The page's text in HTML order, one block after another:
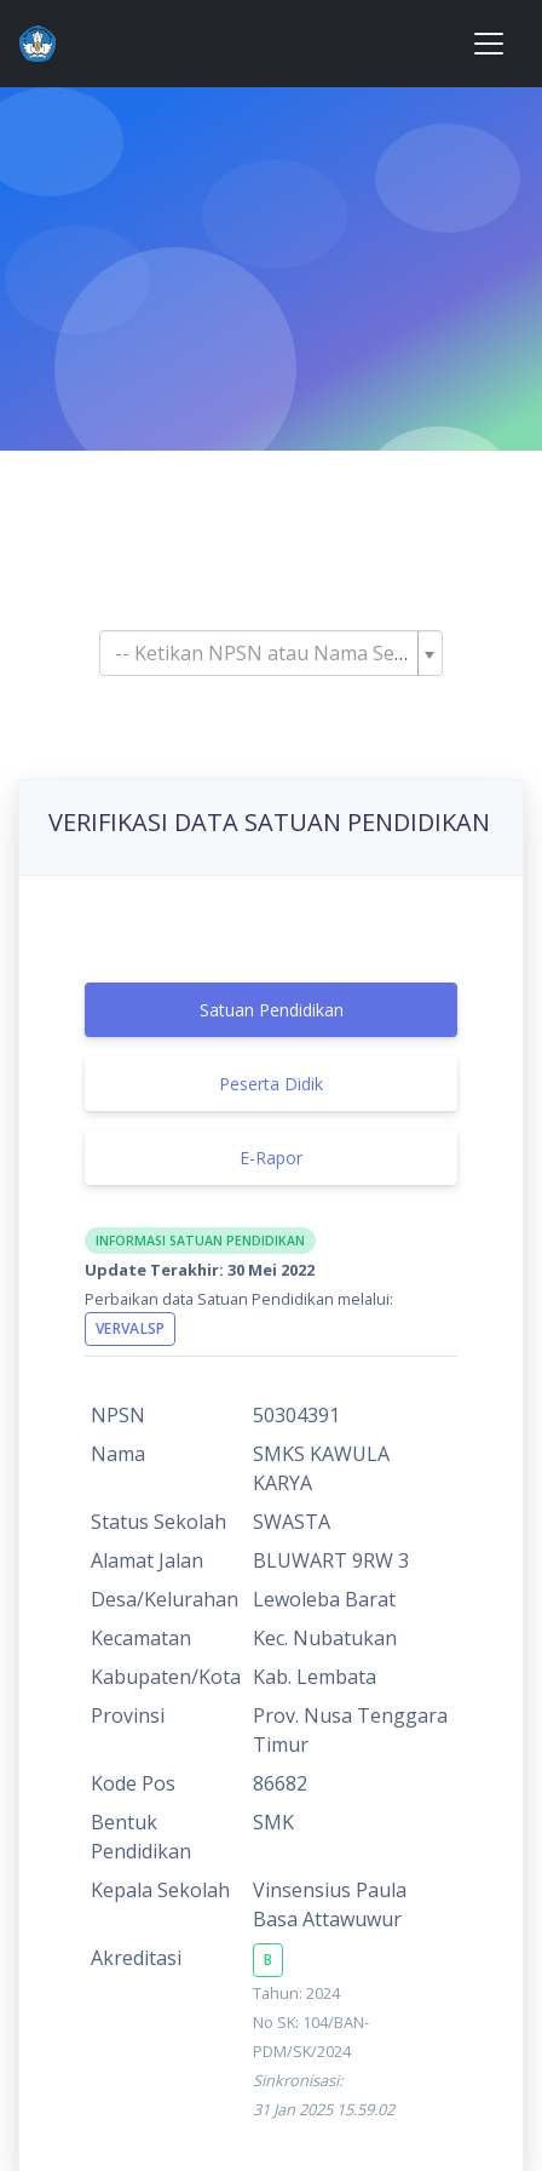
-- Ketikan NPSN atau Nama Sekolah--
VERIFIKASI DATA SATUAN PENDIDIKAN
Satuan Pendidikan
Peserta Didik
E-Rapor
INFORMASI SATUAN PENDIDIKAN
Update Terakhir: 30 Mei 2022
Perbaikan data Satuan Pendidikan melalui:
VERVALSP
NPSN
50304391
Nama
SMKS KAWULA
KARYA
Status Sekolah
SWASTA
Alamat Jalan
BLUWART 9RW 3
Desa/Kelurahan
Lewoleba Barat
Kecamatan
Kec. Nubatukan
Kabupaten/Kota Kab. Lembata
Provinsi
Prov. Nusa Tenggara
Timur
Kode Pos
86682
Bentuk
Pendidikan
SMK
Kepala Sekolah
Vinsensius Paula
Basa Attawuwur
Akreditasi
B
Tahun: 2024
No SK: 104/BAN-
PDM/SK/2024
Sinkronisasi:
31 Jan 2025 15.59.02